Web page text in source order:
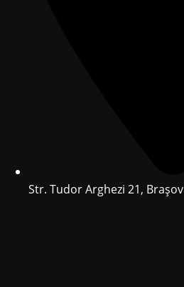
Str. Tudor Arghezi 21, Brașov